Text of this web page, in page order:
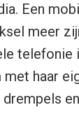
Een
meer
telefonie
haar